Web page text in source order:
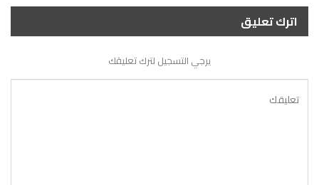
اترك تعليق
يرجي التسجيل لترك تعليقك